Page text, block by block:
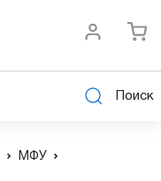
Поиск
МФУ